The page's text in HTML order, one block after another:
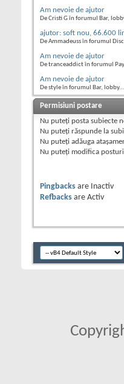
Am nevoie de ajutor
De Cristi G în forumul Bar,
ajutor: soft nou, 66.600
De Ammadeuss în forumul
Am nevoie de ajutor
De tranceaddict în forumul
Am nevoie de ajutor
De style în forumul Bar, lobby...
Permisiuni postare
Nu puteţi posta subiecte
Nu puteţi răspunde la
Nu puteţi adăuga
Nu puteţi modifica
Pingbacks are
Inactiv
Refbacks are Activ